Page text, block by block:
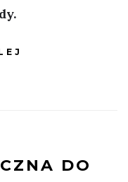
DO